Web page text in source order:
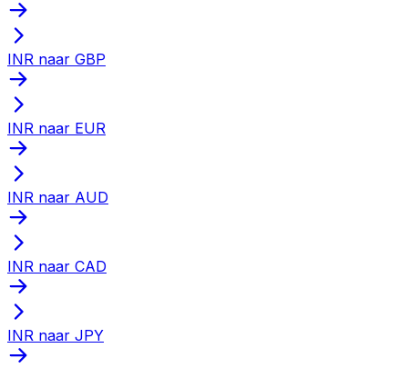
INR naar GBP
INR naar EUR
INR naar AUD
INR naar CAD
INR naar JPY